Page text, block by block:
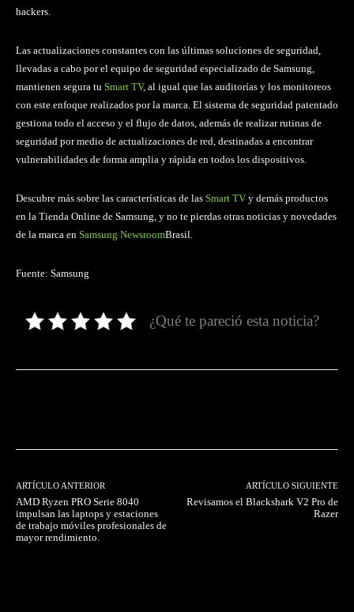
hackers.
Las actualizaciones constantes con las últimas soluciones de seguridad,
llevadas a cabo por el equipo de seguridad especializado de Samsung,
mantienen segura tu Smart TV, al igual que las auditorías y los monitoreos
con este enfoque realizados por la marca. El sistema de seguridad patentado
gestiona todo el acceso y el flujo de datos, además de realizar rutinas de
seguridad por medio de actualizaciones de red, destinadas a encontrar
vulnerabilidades de forma amplia y rápida en todos los dispositivos.
Descubre más sobre las características de las Smart TV y demás productos
en la Tienda Online de Samsung, y no te pierdas otras noticias y novedades
de la marca en Samsung NewsroomBrasil.
Fuente: Samsung
¿Qué te pareció esta noticia?
ARTÍCULO ANTERIOR
AMD Ryzen PRO Serie 8040
impulsan las laptops y estaciones
de trabajo móviles profesionales de
mayor rendimiento.
ARTÍCULO SIGUIENTE
Revisamos el Blackshark V2 Pro de
Razer